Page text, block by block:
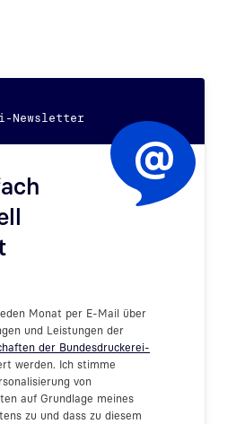
Newsletter
Monat per E-Mail über
und Leistungen der
der Bundesdruckerei-
werden. Ich stimme
von
auf Grundlage meines
zu und dass zu diesem